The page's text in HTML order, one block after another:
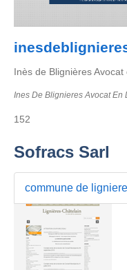
Inès de Blignières
Ines De Blignieres Avocat En
152
Sofracs Sarl
commune de